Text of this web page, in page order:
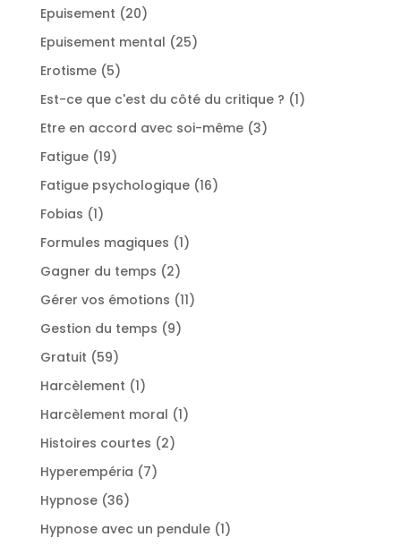
Epuisement 2020
produits
Epuisement mental 2525
Erotisme 55
produits
Est-ce que c'est du côté du critique ? 11
Etre en accord avec soi-même 33
Fatigue 1919
produits
Fatigue psychologique 1616
Fobias 11
produit
Formules magiques 11
Gagner du temps 22
produits
Gérer vos émotions 1111
Gestion du temps 99
Gratuit 5959
produits
Harcèlement 11
produit
Harcèlement moral 11
Histoires courtes 22
Hyperempéria 77
Hypnose 3636
Hypnose avec un pendule 11